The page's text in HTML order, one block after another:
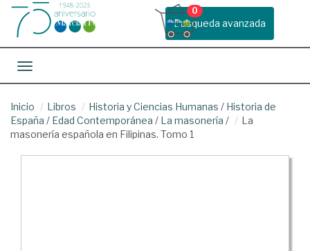
Busqueda avanzada
0
Toggle navigation
Inicio Libros Historia y Ciencias Humanas / Historia de
España / Edad Contemporánea / La masonería /
La
masonería española en Filipinas. Tomo 1